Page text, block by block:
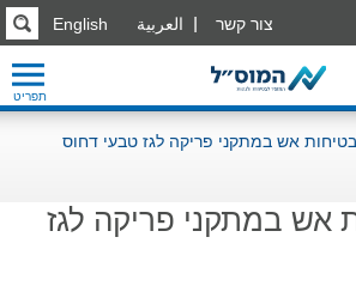
English العربية צור קשר
תפריט
בטיחות אש במתקני פריקה לגז טבעי דחוס
אש במתקני פריקה לגז